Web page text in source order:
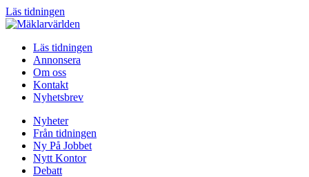
Läs tidningen
Läs tidningen
Annonsera
Om oss
Kontakt
Nyhetsbrev
Nyheter
Från tidningen
Ny På Jobbet
Nytt Kontor
Debatt